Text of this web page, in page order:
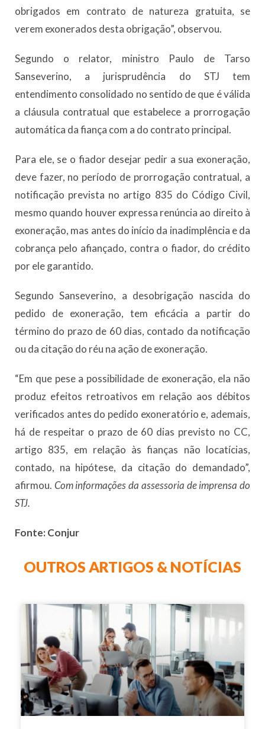
obrigados em contrato de natureza gratuita, se
verem exonerados desta obrigação”, observou.
Segundo o relator, ministro Paulo de Tarso
Sanseverino, a jurisprudência do STJ tem
entendimento consolidado no sentido de que é válida
a cláusula contratual que estabelece a prorrogação
automática da fiança com a do contrato principal.
Para ele, se o fiador desejar pedir a sua exoneração,
deve fazer, no período de prorrogação contratual, a
notificação prevista no artigo 835 do Código Civil,
mesmo quando houver expressa renúncia ao direito à
exoneração, mas antes do início da inadimplência e da
cobrança pelo afiançado, contra o fiador, do crédito
por ele garantido.
Segundo Sanseverino, a desobrigação nascida do
pedido de exoneração, tem eficácia a partir do
término do prazo de 60 dias, contado da notificação
ou da citação do réu na ação de exoneração.
“Em que pese a possibilidade de exoneração, ela não
produz efeitos retroativos em relação aos débitos
verificados antes do pedido exoneratório e, ademais,
há de respeitar o prazo de 60 dias previsto no CC,
artigo 835, em relação às fianças não locatícias,
contado, na hipótese, da citação do demandado”,
afirmou. Com informações da assessoria de imprensa do
STJ.
Fonte: Conjur
OUTROS ARTIGOS & NOTÍCIAS